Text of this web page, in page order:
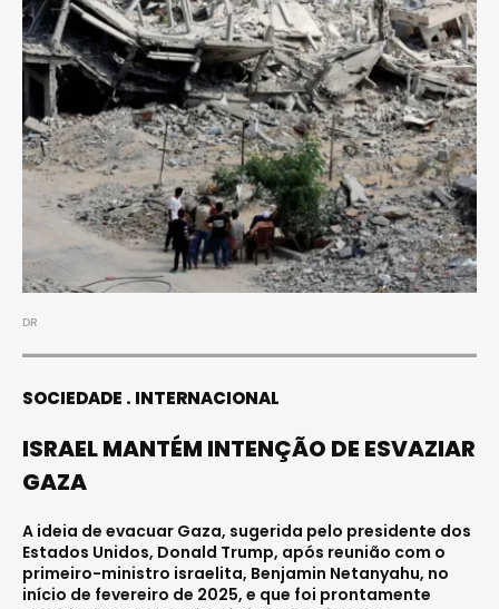
DR
SOCIEDADE INTERNACIONAL
ISRAEL MANTÉM INTENÇÃO DE ESVAZIAR
GAZA
A ideia de evacuar Gaza, sugerida pelo presidente dos
Estados Unidos, Donald Trump, após reunião com o
primeiro-ministro israelita, Benjamin Netanyahu, no
início de fevereiro de 2025, e que foi prontamente